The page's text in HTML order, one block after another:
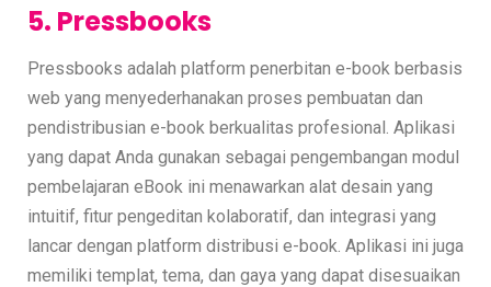
5. Pressbooks
Pressbooks adalah platform penerbitan e-book berbasis
web yang menyederhanakan proses pembuatan dan
pendistribusian e-book berkualitas profesional. Aplikasi
yang dapat Anda gunakan sebagai pengembangan modul
pembelajaran eBook ini menawarkan alat desain yang
intuitif, fitur pengeditan kolaboratif, dan integrasi yang
lancar dengan platform distribusi e-book. Aplikasi ini juga
memiliki templat, tema, dan gaya yang dapat disesuaikan